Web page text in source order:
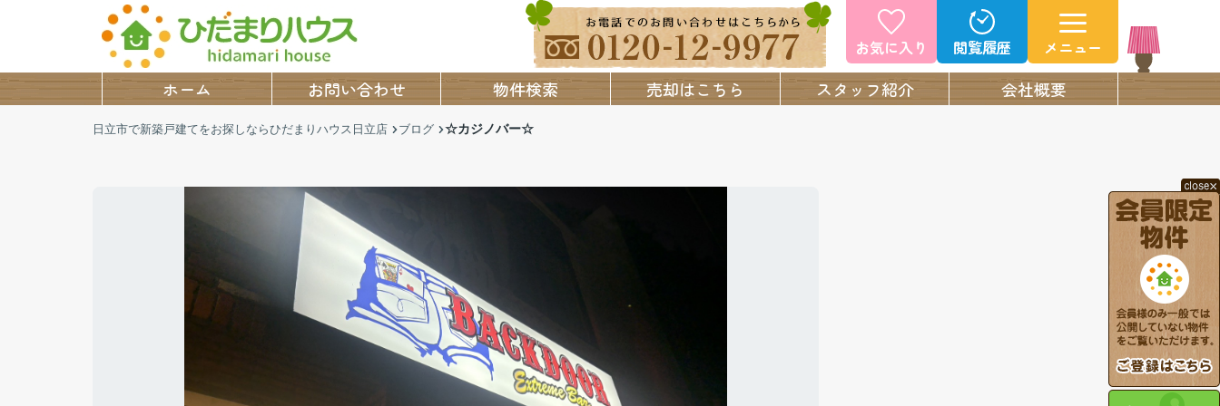
お気に入り 閲覧履歴 メニュー
ホーム お問い合わせ 物件検索 売却はこちら スタッフ紹介 会社概要
日立市で新築戸建てをお探しならひだまりハウス日立店 ブログ ☆カジノバー☆